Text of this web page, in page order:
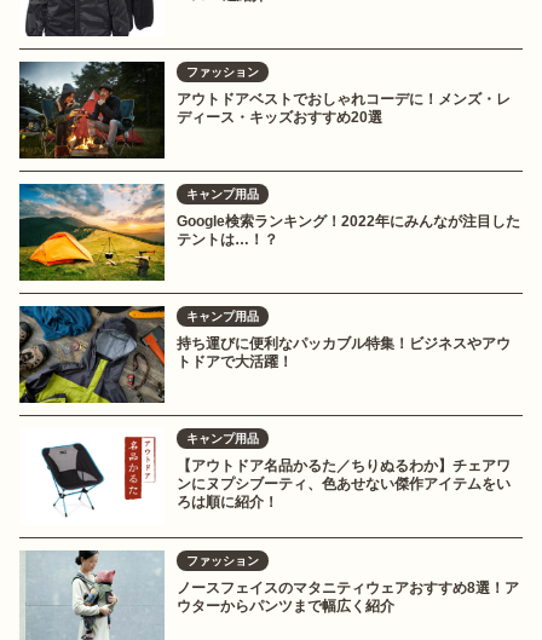
ファッション
アウトドアベストでおしゃれコーデに！メンズ・レ
ディース・キッズおすすめ20選
キャンプ用品
Google検索ランキング！2022年にみんなが注目した
テントは…！？
キャンプ用品
持ち運びに便利なパッカブル特集！ビジネスやアウ
トドアで大活躍！
キャンプ用品
【アウトドア名品かるた／ちりぬるわか】チェアワ
ンにヌプシブーティ、色あせない傑作アイテムをい
ろは順に紹介！
ファッション
ノースフェイスのマタニティウェアおすすめ8選！ア
ウターからパンツまで幅広く紹介